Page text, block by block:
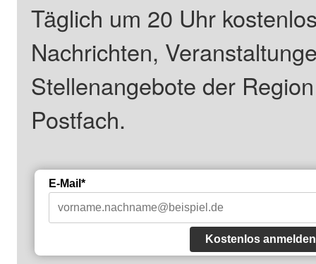
Täglich um 20 Uhr
Nachrichten,
Stellenangebote der
Postfach.
E-Mail*
Kostenlos anmelden